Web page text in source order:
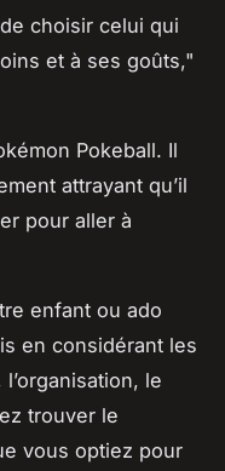
choisir celui qui
et à ses goûts,"
Pokeball. Il
attrayant qu’il
pour aller à
enfant ou ado
en considérant les
le
trouver le
vous optiez pour